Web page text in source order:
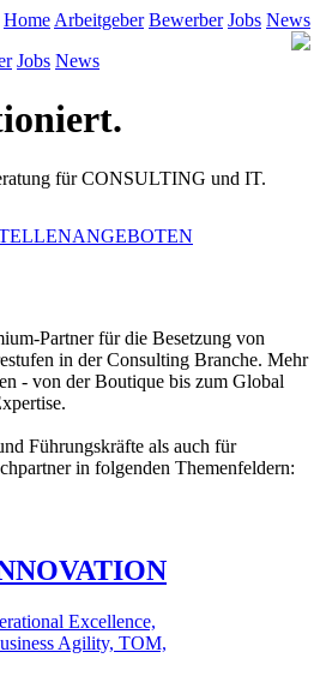
Home Arbeitgeber Bewerber Jobs News
Jobs News
für CONSULTING und IT.
Partner für die Besetzung von
in der Consulting Branche. Mehr
- von der Boutique bis zum Global
Führungskräfte als auch für
in folgenden Themenfeldern:
Excellence,
Agility, TOM,